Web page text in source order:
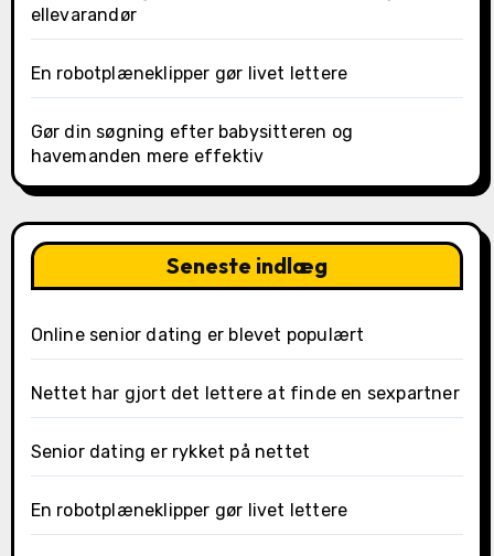
ellevarandør
En robotplæneklipper gør livet lettere
Gør din søgning efter babysitteren og
havemanden mere effektiv
Seneste indlæg
Online senior dating er blevet populært
Nettet har gjort det lettere at finde en sexpartner
Senior dating er rykket på nettet
En robotplæneklipper gør livet lettere